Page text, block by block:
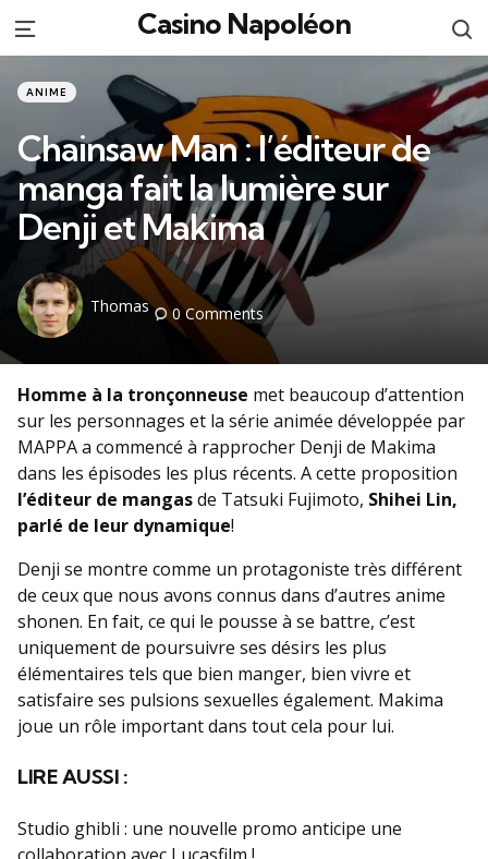
Menu Casino Napoléon
Categories
Posted
in
ANIME
Chainsaw Man : l’éditeur de
manga fait la lumière sur
Denji et Makima
Posted
Thomas 0Comments
Homme à la tronçonneuse met beaucoup d’attention
sur les personnages et la série animée développée par
MAPPA a commencé à rapprocher Denji de Makima
dans les épisodes les plus récents. A cette proposition
l’éditeur de mangasde Tatsuki Fujimoto, Shihei Lin,
parlé de leur dynamique!
Denji se montre comme un protagoniste très différent
de ceux que nous avons connus dans d’autres anime
shonen. En fait, ce qui le pousse à se battre, c’est
uniquement de poursuivre ses désirs les plus
élémentaires tels que bien manger, bien vivre et
satisfaire ses pulsions sexuelles également. Makima
joue un rôle important dans tout cela pour lui.
LIRE AUSSI :
Studio ghibli : une nouvelle promo anticipe une